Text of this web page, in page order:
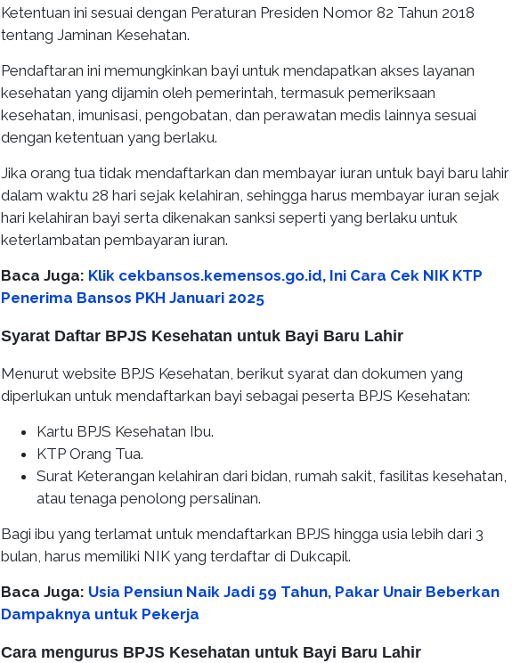
Ketentuan ini sesuai dengan Peraturan Presiden Nomor 82 Tahun 2018
tentang Jaminan Kesehatan.
Pendaftaran ini memungkinkan bayi untuk mendapatkan akses layanan
kesehatan yang dijamin oleh pemerintah, termasuk pemeriksaan
kesehatan, imunisasi, pengobatan, dan perawatan medis lainnya sesuai
dengan ketentuan yang berlaku.
Jika orang tua tidak mendaftarkan dan membayar iuran untuk bayi baru lahir
dalam waktu 28 hari sejak kelahiran, sehingga harus membayar iuran sejak
hari kelahiran bayi serta dikenakan sanksi seperti yang berlaku untuk
keterlambatan pembayaran iuran.
Baca Juga: Klik cekbansos.kemensos.go.id, Ini Cara Cek NIK KTP
Penerima Bansos PKH Januari 2025
Syarat Daftar BPJS Kesehatan untuk Bayi Baru Lahir
Menurut website BPJS Kesehatan, berikut syarat dan dokumen yang
diperlukan untuk mendaftarkan bayi sebagai peserta BPJS Kesehatan:
Kartu BPJS Kesehatan Ibu.
KTP Orang Tua.
Surat Keterangan kelahiran dari bidan, rumah sakit, fasilitas kesehatan,
atau tenaga penolong persalinan.
Bagi ibu yang terlamat untuk mendaftarkan BPJS hingga usia lebih dari 3
bulan, harus memiliki NIK yang terdaftar di Dukcapil.
Baca Juga: Usia Pensiun Naik Jadi 59 Tahun, Pakar Unair Beberkan
Dampaknya untuk Pekerja
Cara mengurus BPJS Kesehatan untuk Bayi Baru Lahir